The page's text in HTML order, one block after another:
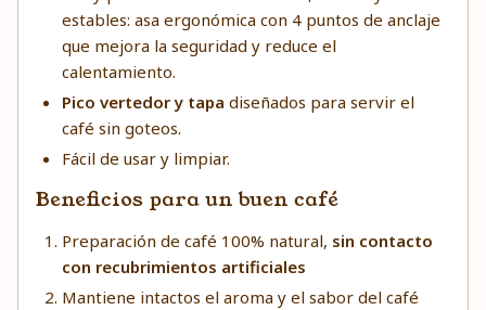
estables: asa ergonómica con 4 puntos de anclaje
que mejora la seguridad y reduce el
calentamiento.
Pico vertedor y tapa diseñados para servir el
café sin goteos.
Fácil de usar y limpiar.
Beneficios para un buen café
Preparación de café 100% natural, sin contacto
con recubrimientos artificiales
Mantiene intactos el aroma y el sabor del café